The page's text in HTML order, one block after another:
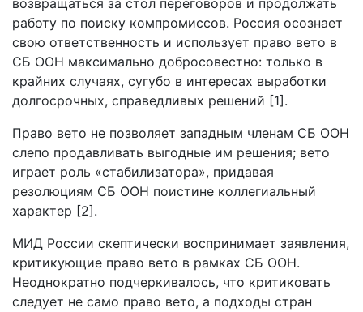
возвращаться за стол переговоров и продолжать
работу по поиску компромиссов. Россия осознает
свою ответственность и использует право вето в
СБ ООН максимально добросовестно: только в
крайних случаях, сугубо в интересах выработки
долгосрочных, справедливых решений [1].
Право вето не позволяет западным членам СБ ООН
слепо продавливать выгодные им решения; вето
играет роль «стабилизатора», придавая
резолюциям СБ ООН поистине коллегиальный
характер [2].
МИД России скептически воспринимает заявления,
критикующие право вето в рамках СБ ООН.
Неоднократно подчеркивалось, что критиковать
следует не само право вето, а подходы стран